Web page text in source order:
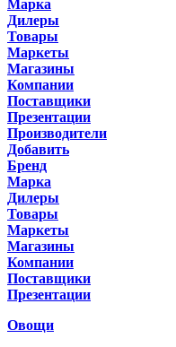
Марка
Дилеры
Товары
Маркеты
Магазины
Компании
Поставщики
Презентации
Производители
Добавить
Бренд
Марка
Дилеры
Товары
Маркеты
Магазины
Компании
Поставщики
Презентации
Овощи